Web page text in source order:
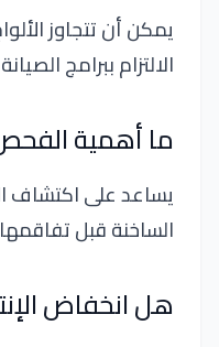
الالتزام ببرامج
ما أهمية
يساعد على اكتشاف
الساخنة قبل
هل انخفاض